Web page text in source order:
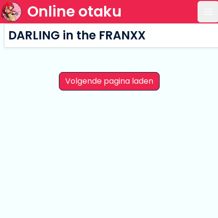
Online otaku
DARLING in the FRANXX
Volgende pagina laden